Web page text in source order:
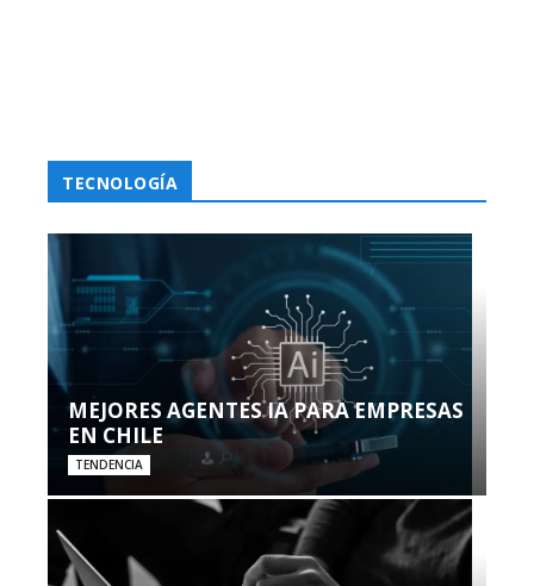
TECNOLOGÍA
MEJORES AGENTES IA PARA EMPRESAS
EN CHILE
TENDENCIA